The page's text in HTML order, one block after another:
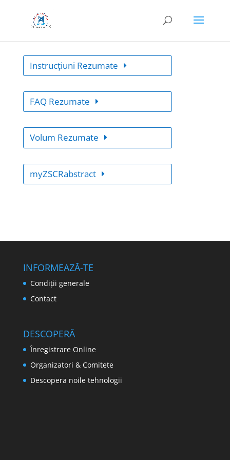
Instrucțiuni Rezumate
FAQ Rezumate
Volum Rezumate
myZSCRabstract
INFORMEAZĂ-TE
Condiţii generale
Contact
DESCOPERĂ
Ȋnregistrare Online
Organizatori & Comitete
Descopera noile tehnologii